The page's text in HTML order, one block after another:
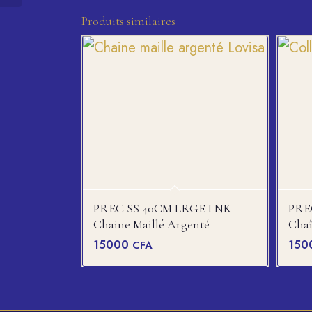
Produits similaires
PREC SS 40CM LRGE LNK
Chaine Maillé Argenté
15000 CFA